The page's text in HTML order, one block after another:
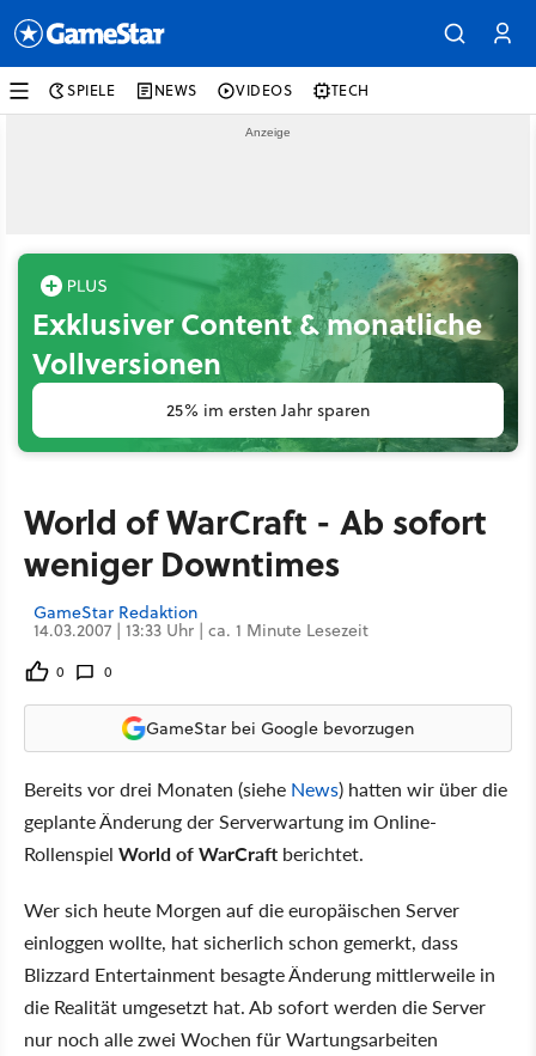
SPIELE NEWS VIDEOS TECH
Exklusiver Content & monatliche
Vollversionen
25% im ersten Jahr sparen
World of WarCraft - Ab sofort
weniger Downtimes
GameStar Redaktion
14.03.2007 | 13:33 Uhr | ca. 1 Minute Lesezeit
0 0
GameStar bei Google bevorzugen
Bereits vor drei Monaten (siehe News) hatten wir über die
geplante Änderung der Serverwartung im Online-
Rollenspiel World of WarCraft berichtet.
Wer sich heute Morgen auf die europäischen Server
einloggen wollte, hat sicherlich schon gemerkt, dass
Blizzard Entertainment besagte Änderung mittlerweile in
die Realität umgesetzt hat. Ab sofort werden die Server
nur noch alle zwei Wochen für Wartungsarbeiten